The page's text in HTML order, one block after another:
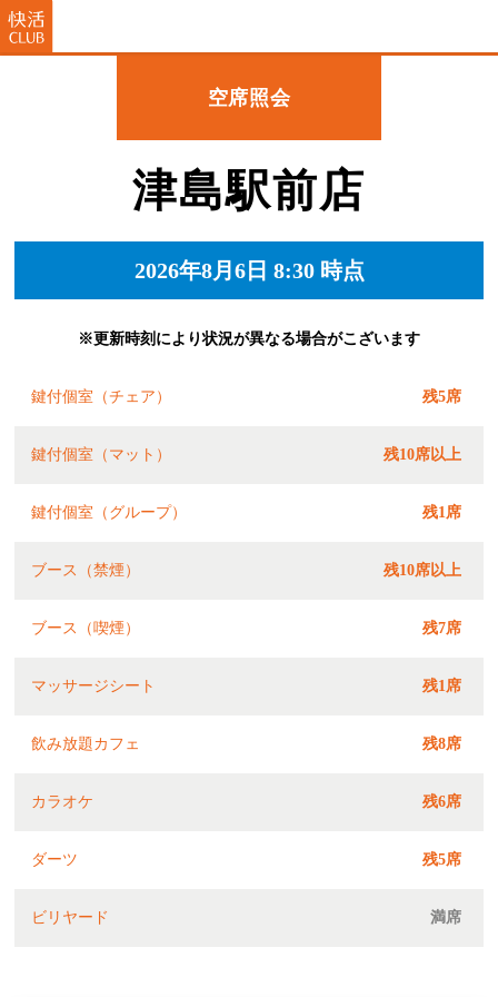
空席照会
津島駅前店
2026年8月6日 8:30 時点
※更新時刻により状況が異なる場合がこざいます
鍵付個室（チェア） 残5席
鍵付個室（マット） 残10席以上
鍵付個室（グループ） 残1席
ブース（禁煙） 残10席以上
ブース（喫煙） 残7席
マッサージシート 残1席
飲み放題カフェ 残8席
カラオケ 残6席
ダーツ 残5席
ビリヤード 満席